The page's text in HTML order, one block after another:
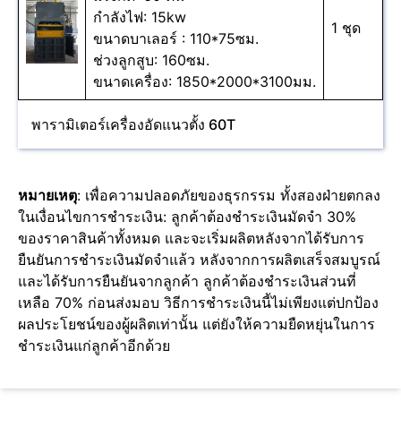
กำลังไฟ: 15kw
ขนาดบาเลอร์ : 110*75ซม.
ช่วงลูกสูบ: 160ซม.
ขนาดเครื่อง: 1850*2000*3100มม.
1 ชุด
พารามิเตอร์เครื่องอัดแนวตั้ง 60T
หมายเหตุ: เพื่อความปลอดภัยของธุรกรรม ทั้งสองฝ่ายตกลง
ในเงื่อนไขการชำระเงิน: ลูกค้าต้องชำระเงินมัดจำ 30%
ของราคาสินค้าทั้งหมด และจะเริ่มผลิตหลังจากได้รับการ
ยืนยันการชำระเงินมัดจำแล้ว หลังจากการผลิตเสร็จสมบูรณ์
และได้รับการยืนยันจากลูกค้า ลูกค้าต้องชำระเงินส่วนที่
เหลือ 70% ก่อนส่งมอบ วิธีการชำระเงินนี้ไม่เพียงแต่ปกป้อง
ผลประโยชน์ของผู้ผลิตเท่านั้น แต่ยังให้ความยืดหยุ่นในการ
ชำระเงินแก่ลูกค้าอีกด้วย